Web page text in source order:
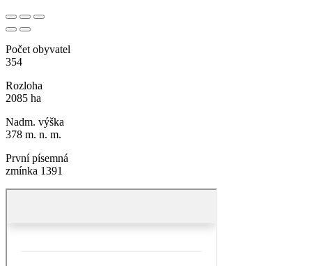
Počet obyvatel
354
Rozloha
2085 ha
Nadm. výška
378 m. n. m.
První písemná
zmínka 1391